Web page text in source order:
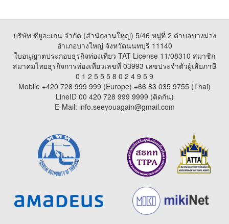
บริษัท ซียูอะเกน จำกัด (สำนักงานใหญ่) 5/46 หมู่ที่ 2 ตำบลบางม่วง
อำเภอบางใหญ่ จังหวัดนนทบุรี 11140
ใบอนุญาตประกอบธุรกิจท่องเที่ยว TAT License 11/08310 สมาชิก
สมาคมไทยธุรกิจการท่องเที่ยวเลขที่ 03993 เลขประจำตัวผู้เสียภาษี
0 1 2 5 5 5 8 0 2 4 9 5 9
Mobile +420 728 999 999 (Europe) +66 83 035 9755 (Thai)
LineID 00 420 728 999 9999 (ติดกัน)
E-Mail: info.seeyouagain@gmail.com